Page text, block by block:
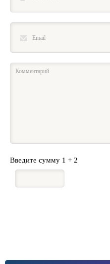
Введите сумму 1 + 2